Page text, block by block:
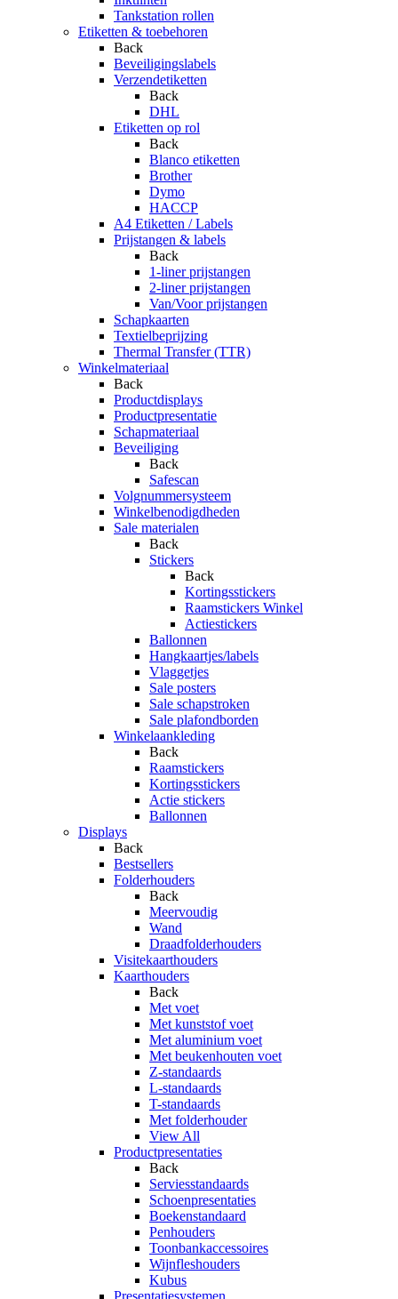
Tankstation rollen
Etiketten & toebehoren
Back
Beveiligingslabels
Verzendetiketten
Back
DHL
Etiketten op rol
Back
Blanco etiketten
Brother
Dymo
HACCP
A4 Etiketten / Labels
Prijstangen & labels
Back
1-liner prijstangen
2-liner prijstangen
Van/Voor prijstangen
Schapkaarten
Textielbeprijzing
Thermal Transfer (TTR)
Winkelmateriaal
Back
Productdisplays
Productpresentatie
Schapmateriaal
Beveiliging
Back
Safescan
Volgnummersysteem
Winkelbenodigdheden
Sale materialen
Back
Stickers
Back
Kortingsstickers
Raamstickers Winkel
Actiestickers
Ballonnen
Hangkaartjes/labels
Vlaggetjes
Sale posters
Sale schapstroken
Sale plafondborden
Winkelaankleding
Back
Raamstickers
Kortingsstickers
Actie stickers
Ballonnen
Displays
Back
Bestsellers
Folderhouders
Back
Meervoudig
Wand
Draadfolderhouders
Visitekaarthouders
Kaarthouders
Back
Met voet
Met kunststof voet
Met aluminium voet
Met beukenhouten voet
Z-standaards
L-standaards
T-standaards
Met folderhouder
View All
Productpresentaties
Back
Serviesstandaards
Schoenpresentaties
Boekenstandaard
Penhouders
Toonbankaccessoires
Wijnfleshouders
Kubus
Presentatiesystemen